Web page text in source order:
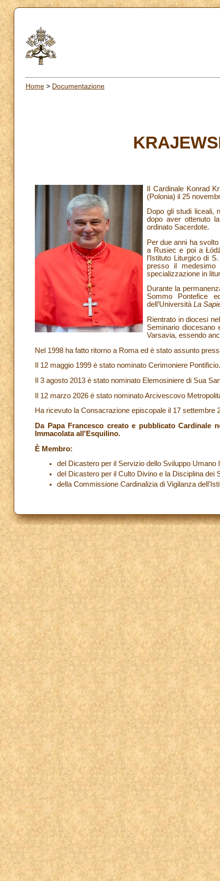
Home > Documentazione
Il Cardinale Konrad
(Polonia) il 25
Dopo gli studi liceali,
dopo aver ottenuto
ordinato Sacerdote.
Per due anni ha
a Rusiec e poi a
l’Istituto Liturgico di
presso il
specializzazione in
Durante la
Sommo Pontefice
dell’UniversitàLa
Rientrato in diocesi
Seminario diocesano
Varsavia, essendo
Nel 1998 ha fatto ritorno a Roma ed è stato assunto
Il 12 maggio 1999 è stato nominato Cerimoniere Pontificio.
Il 3 agosto 2013 è stato nominato Elemosiniere di Sua
Il 12 marzo 2026 è stato nominato Arcivescovo
Ha ricevuto la Consacrazione episcopale il 17 settembre
Da Papa Francesco creato e pubblicato Cardinale
Immacolata all'Esquilino.
È Membro:
del Dicastero per il Servizio dello Sviluppo Umano
del Dicastero per il Culto Divino e la Disciplina dei
della Commissione Cardinalizia di Vigilanza